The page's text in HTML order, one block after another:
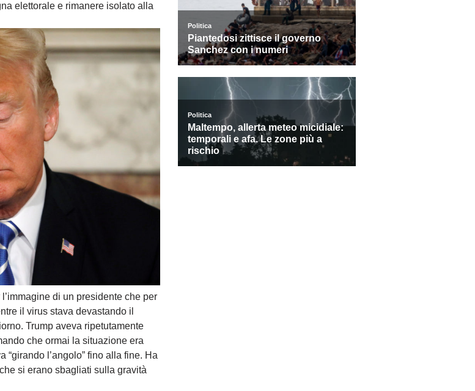
elettorale e rimanere isolato alla
di un presidente che per
il virus stava devastando il
Trump aveva ripetutamente
che ormai la situazione era
l’angolo” fino alla fine. Ha
si erano sbagliati sulla gravità